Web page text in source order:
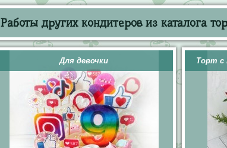
Работы других кондитеров из каталога
Для девочки Торт с